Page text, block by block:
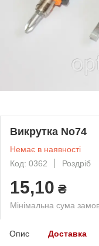
Викрутка No74
Немає в наявності
Код: 0362
Роздріб
15,10 ₴
Мінімальна сума
Опис Доставка